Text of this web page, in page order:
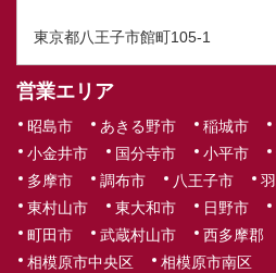
東京都八王子市館町105-1
営業エリア
昭島市 あきる野市 稲城市
小金井市
国分寺市 小平市
多摩市
調布市 八王子市
東村山市
東大和市 日野市
町田市
武蔵村山市 西多摩郡
相模原市中央区
相模原市南区